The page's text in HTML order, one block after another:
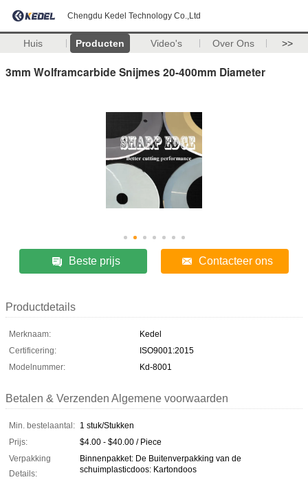
Chengdu Kedel Technology Co.,Ltd
Huis Producten Video's Over Ons >>
3mm Wolframcarbide Snijmes 20-400mm Diameter
Beste prijs Contacteer ons
Productdetails
Merknaam:
Kedel
Certificering:
ISO9001:2015
Modelnummer:
Kd-8001
Betalen & Verzenden Algemene voorwaarden
Min. bestelaantal: 1 stuk/Stukken
Prijs:
$4.00 - $40.00 / Piece
Verpakking
Details:
Binnenpakket: De Buitenverpakking van de
schuimplasticdoos: Kartondoos